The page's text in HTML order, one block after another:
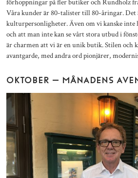
förhoppningar på fler butiker och Rundholz
Våra kunder är 80-talister till 80-åringar. Det
kulturpersonligheter. Även om vi kanske inte
och att man inte kan se vårt stora utbud i
är charmen att vi är en unik butik. Stilen och
avantgarde, med andra ord pionjärer,
OKTOBER – MÅNADENS